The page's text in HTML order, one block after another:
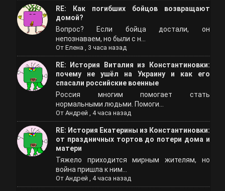
RE: Как погибших бойцов возвращают
домой?
Вопрос? Если бойца достали, он
непознаваем, но были с н...
От Елена , 3 часа назад
RE: История Виталия из Константиновки:
почему не ушёл на Украину и как его
спасали российские военные
Россия многим помогает стать
нормальными людьми. Помоги...
От Андрей , 4 часа назад
RE: История Екатерины из Константиновки:
от праздничных тортов до потери дома и
матери
Тяжело приходится мирным жителям, но
война пришла к ним...
От Андрей , 4 часа назад